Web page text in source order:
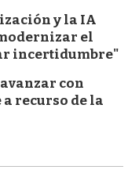
y la IA
el
incertidumbre"
con
recurso de la